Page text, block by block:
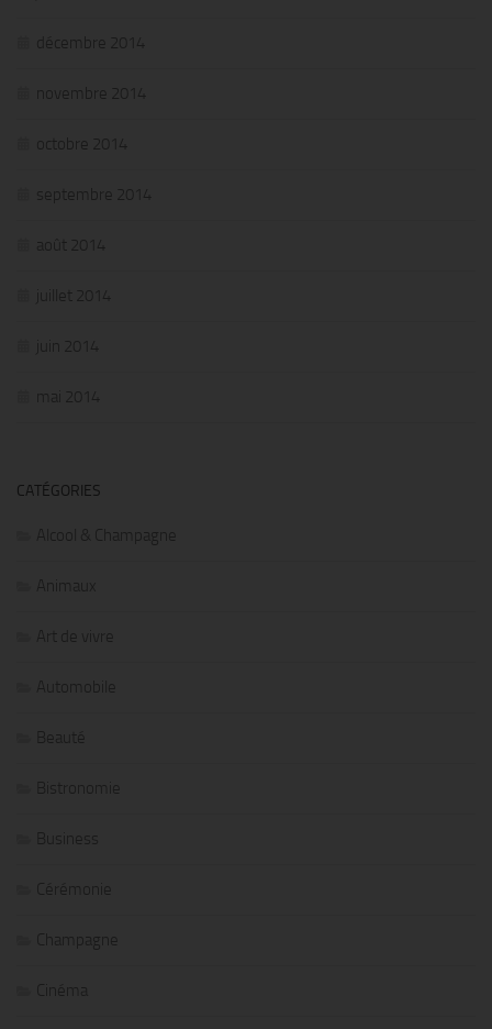
décembre 2014
novembre 2014
octobre 2014
septembre 2014
août 2014
juillet 2014
juin 2014
mai 2014
CATÉGORIES
Alcool & Champagne
Animaux
Art de vivre
Automobile
Beauté
Bistronomie
Business
Cérémonie
Champagne
Cinéma